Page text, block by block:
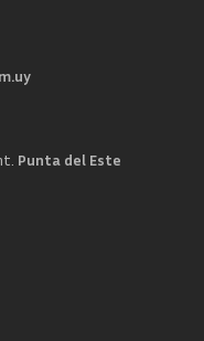
Punta del Este